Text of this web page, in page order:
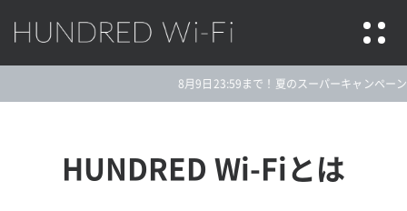
HUNDRED Wi-Fi
8月9日23:59まで！夏のスーパーキャンペーン★
HUNDRED Wi-Fiとは